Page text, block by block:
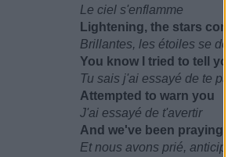
Le ciel s'enflamme
Lightening, the stars
Brillantes, les étoiles se
You know I tried to tell
Tu sais j'ai essayé de te
Attempted to warn you
J'ai essayé de t'avertir
And we've been praying,
Et nous avons prié, anticipé